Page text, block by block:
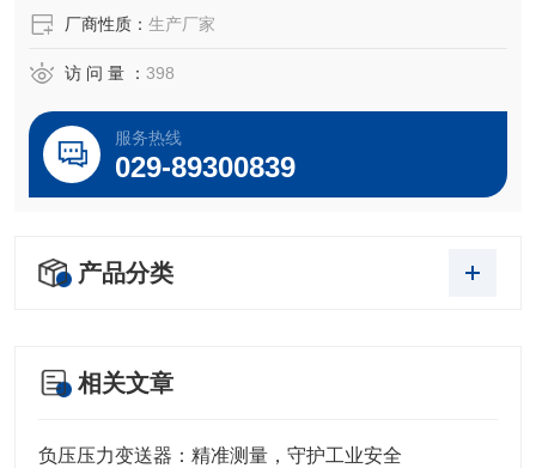
厂商性质： 生产厂家
访 问 量 ： 398
服务热线
029-89300839
产品分类
相关文章
负压压力变送器：精准测量，守护工业安全